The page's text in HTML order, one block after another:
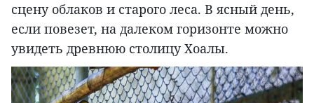
сцену облаков и старого леса. В ясный день,
если повезет, на далеком горизонте можно
увидеть древнюю столицу Хоалы.